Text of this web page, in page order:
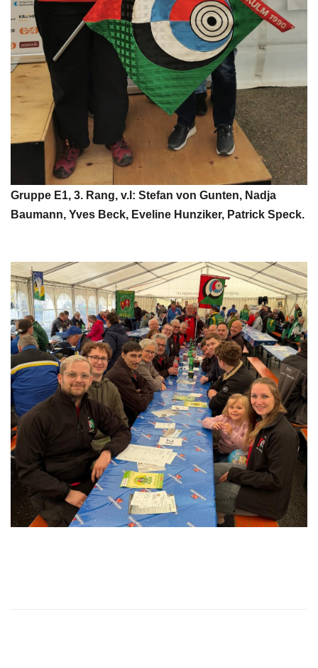
Gruppe E1, 3. Rang, v.l: Stefan von Gunten, Nadja
Baumann, Yves Beck, Eveline Hunziker, Patrick Speck.